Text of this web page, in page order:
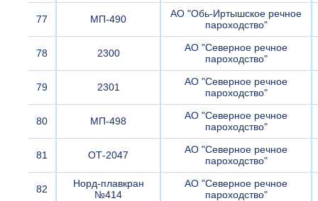
77 МП-490
АО "Обь-Иртышское речное
пароходство"
78 2300
АО "Северное речное
пароходство"
79 2301
АО "Северное речное
пароходство"
80 МП-498
АО "Северное речное
пароходство"
81 ОТ-2047
АО "Северное речное
пароходство"
82
Норд-плавкран
№414
АО "Северное речное
пароходство"